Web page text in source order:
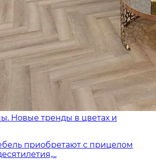
Новые тренды в цветах и
приобретают с прицелом